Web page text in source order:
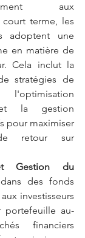
aux
court terme, les
adoptent une
en matière de
Cela inclut la
stratégies de
et la gestion
pour maximiser
retour sur
Gestion du
des fonds
investisseurs
portefeuille au-
financiers